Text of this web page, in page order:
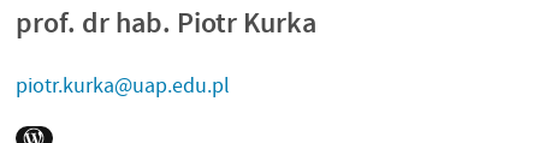
prof. dr hab. Piotr Kurka
piotr.kurka@uap.edu.pl